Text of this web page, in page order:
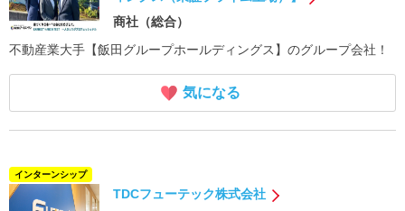
商社（総合）
不動産業大手【飯田グループホールディングス】のグループ会社！
気になる
インターンシップ
TDCフューテック株式会社